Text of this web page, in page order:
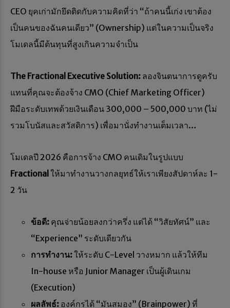
CEO ยุคเก่ามักยึดติดกับความคิดที่ว่า “ถ้าคนนี้เก่ง เขาต้อง
เป็นคนของฉันคนเดียว” (Ownership) แต่ในความเป็นจริง
โมเดลนี้มีต้นทุนที่สูงเกินความจำเป็น
The Fractional Executive Solution: ลองจินตนาการดูครับ
แทนที่คุณจะต้องจ้าง CMO (Chief Marketing Officer)
ฝีมือระดับเทพด้วยเงินเดือน 300,000 – 500,000 บาท (ไม่
รวมโบนัสและสวัสดิการ) เพื่อมานั่งทำงานเต็มเวลา…
โมเดลปี 2026 คือการจ้าง CMO คนเดิมในรูปแบบ
Fractional ให้มาทำงานวางกลยุทธ์ให้เราเพียงสัปดาห์ละ 1-
2 วัน
ข้อดี: คุณจ่ายน้อยลงกว่าครึ่ง แต่ได้ “วิสัยทัศน์” และ
“Experience” ระดับเดียวกัน
การทำงาน:ให้ระดับ C-Level วางหมาก แล้วให้ทีม
In-house หรือ Junior Manager เป็นผู้เดินเกม
(Execution)
ผลลัพธ์: องค์กรได้ “มันสมอง” (Brainpower) ที่